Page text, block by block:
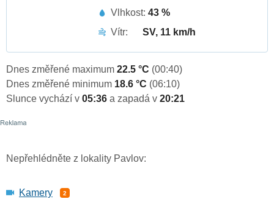
Vlhkost: 43 %
Vítr:
SV, 11 km/h
Dnes změřené maximum 22.5 °C (00:40)
Dnes změřené minimum 18.6 °C (06:10)
Slunce vychází v 05:36 a zapadá v 20:21
Nepřehlédněte z lokality Pavlov:
Kamery 2